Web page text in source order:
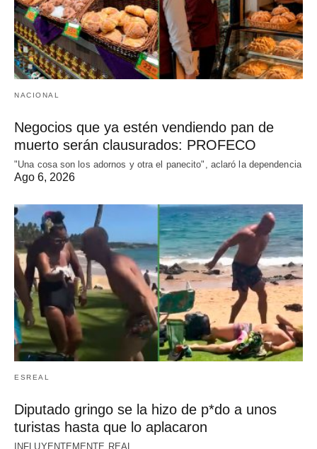
NACIONAL
Negocios que ya estén vendiendo pan de
muerto serán clausurados: PROFECO
"Una cosa son los adornos y otra el panecito", aclaró la dependencia
Ago 6, 2026
ESREAL
Diputado gringo se la hizo de p*do a unos
turistas hasta que lo aplacaron
INFLUYENTEMENTE REAL